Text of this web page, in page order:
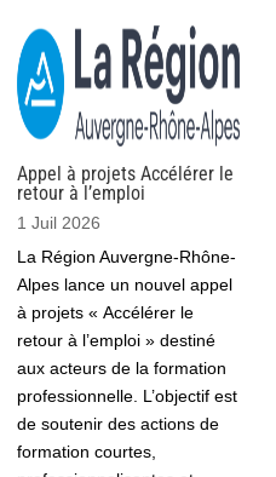
Appel à projets Accélérer le
retour à l’emploi
1 Juil 2026
La Région Auvergne-Rhône-
Alpes lance un nouvel appel
à projets « Accélérer le
retour à l’emploi » destiné
aux acteurs de la formation
professionnelle. L’objectif est
de soutenir des actions de
formation courtes,